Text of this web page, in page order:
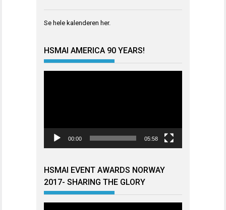
Se hele kalenderen her.
HSMAI AMERICA 90 YEARS!
00:00 05:58
HSMAI EVENT AWARDS NORWAY
2017- SHARING THE GLORY